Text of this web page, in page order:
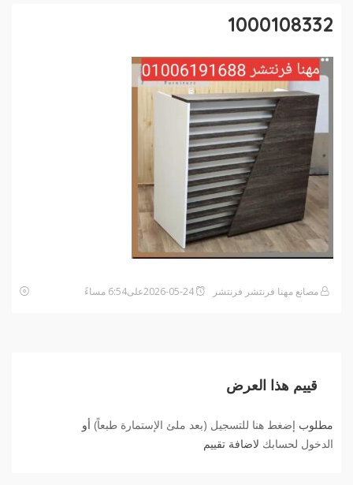
1000108332
مصانع مهنا فرنتشر فرنتشر
قييم هذا العرض
مطلوب إضغط هنا للتسجيل (بعد ملئ الإستمارة طبعاً) أو
الدخول لحسابك لاضافة تقييم